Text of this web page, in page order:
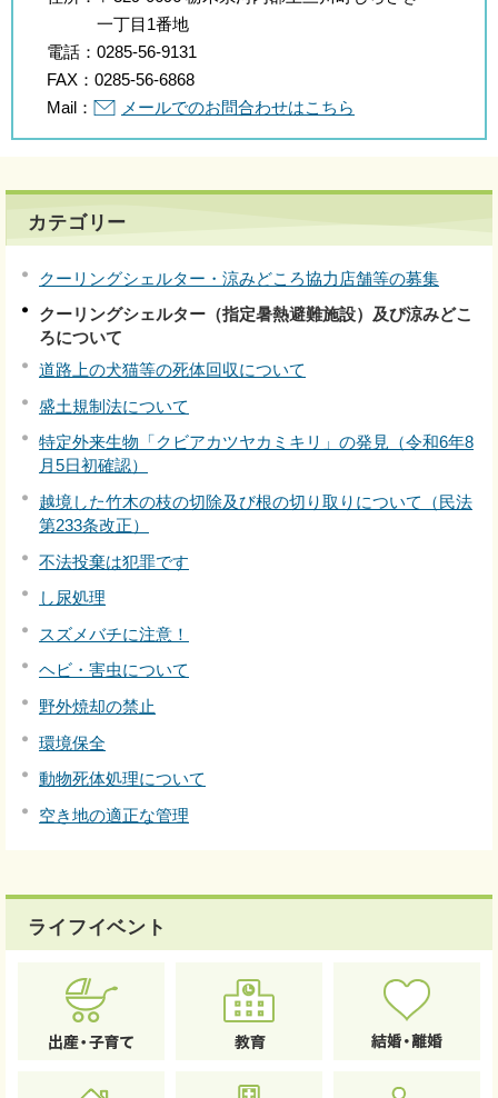
一丁目1番地
電話： 0285-56-9131
FAX： 0285-56-6868
Mail：
メールでのお問合わせはこちら
カテゴリー
クーリングシェルター・涼みどころ協力店舗等の募集
クーリングシェルター（指定暑熱避難施設）及び涼みどこ
ろについて
道路上の犬猫等の死体回収について
盛土規制法について
特定外来生物「クビアカツヤカミキリ」の発見（令和6年8
月5日初確認）
越境した竹木の枝の切除及び根の切り取りについて（民法
第233条改正）
不法投棄は犯罪です
し尿処理
スズメバチに注意！
ヘビ・害虫について
野外焼却の禁止
環境保全
動物死体処理について
空き地の適正な管理
ライフイベント